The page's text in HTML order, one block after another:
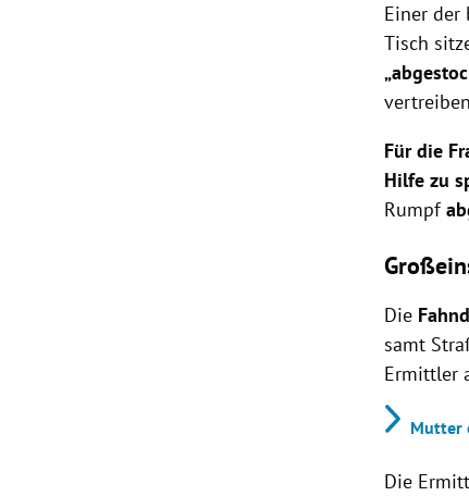
Einer der
Tisch
Für die
Hilfe zu
Rumpf
Die
samt
Ermittler
Mutter
Die